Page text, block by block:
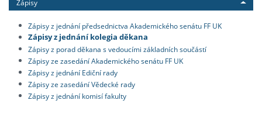
Zápisy
Zápisy z jednání předsednictva Akademického senátu FF UK
Zápisy z jednání kolegia děkana
Zápisy z porad děkana s vedoucími základních součástí
Zápisy ze zasedání Akademického senátu FF UK
Zápisy z jednání Ediční rady
Zápisy ze zasedání Vědecké rady
Zápisy z jednání komisí fakulty